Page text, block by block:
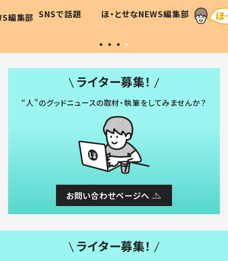
編集部
作り続ける理由とは #令和の親
#令和の子
SNSで話題 ほ・とせなNEWS編集部 「涙が
い」
ライター募集！
“人”のグッドニュースの取材・執筆をしてみませんか？
お問い合わせページへ
ライター募集！